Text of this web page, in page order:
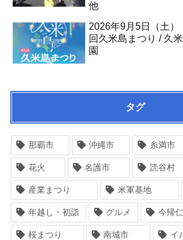
他
2026年9月5日（土）
回久米島まつり / 久
園
タグ
那覇市 沖縄市 糸満市
花火 名護市 読谷村
産業まつり 米軍基地
年越し・初詣 グルメ 今帰
桜まつり 南城市 イ